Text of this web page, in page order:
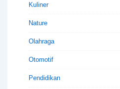
Kuliner
Nature
Olahraga
Otomotif
Pendidikan